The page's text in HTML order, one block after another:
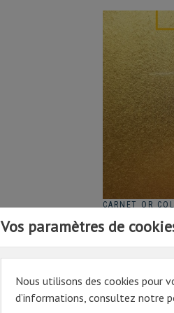
Vos paramètres de
Nous utilisons des cookies pour
d’informations, consultez notre
CARNET OR